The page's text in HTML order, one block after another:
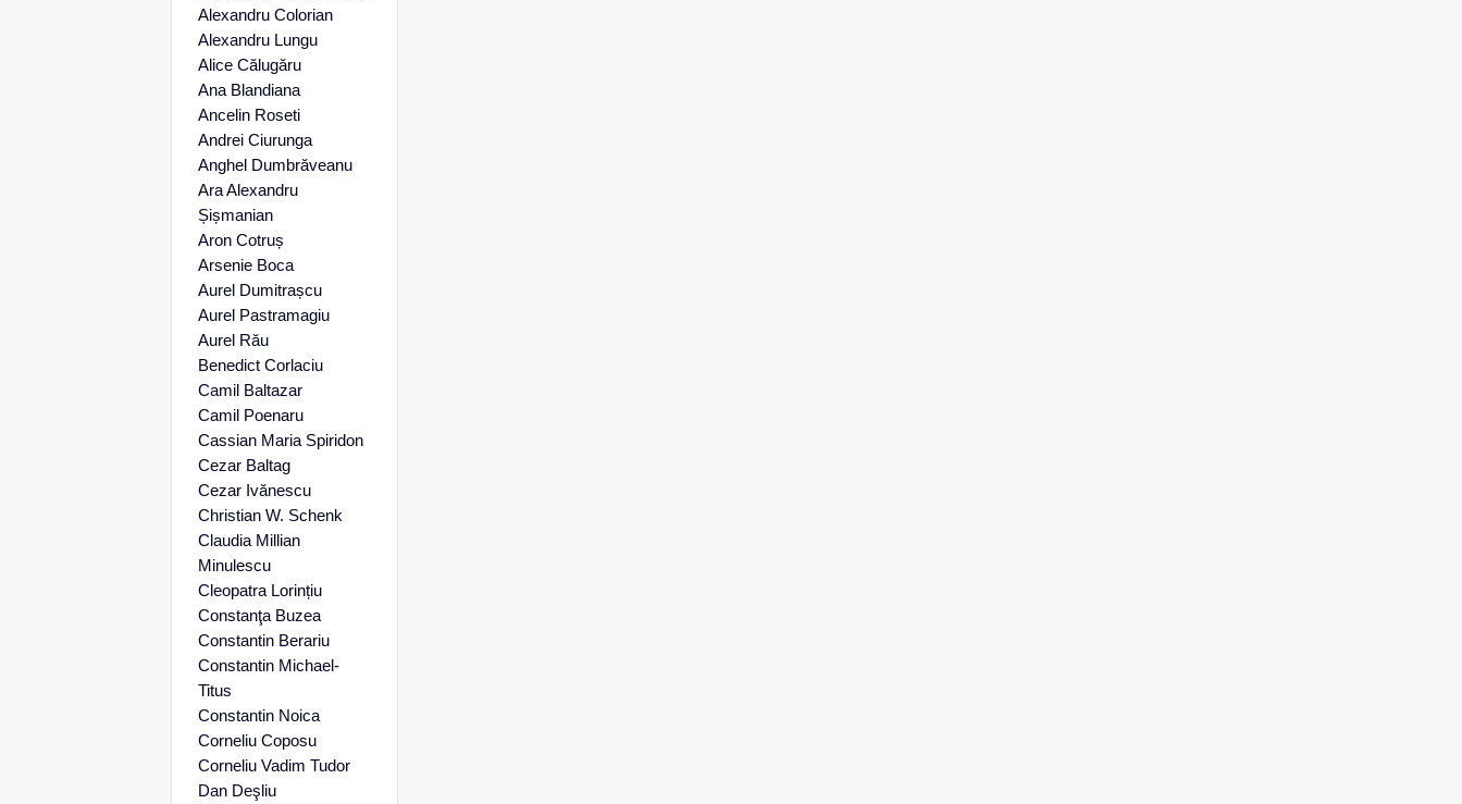
Alexandru Colorian
Alexandru Lungu
Alice Călugăru
Ana Blandiana
Ancelin Roseti
Andrei Ciurunga
Anghel Dumbrăveanu
Ara Alexandru
Șișmanian
Aron Cotruș
Arsenie Boca
Aurel Dumitrașcu
Aurel Pastramagiu
Aurel Rău
Benedict Corlaciu
Camil Baltazar
Camil Poenaru
Cassian Maria Spiridon
Cezar Baltag
Cezar Ivănescu
Christian W. Schenk
Claudia Millian
Minulescu
Cleopatra Lorințiu
Constanţa Buzea
Constantin Berariu
Constantin Michael-
Titus
Constantin Noica
Corneliu Coposu
Corneliu Vadim Tudor
Dan Deşliu